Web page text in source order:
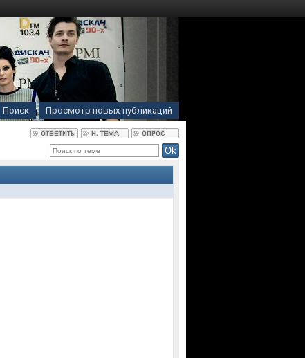
Поиск Просмотр новых публикаций